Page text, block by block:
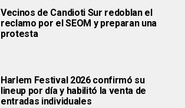
Vecinos de Candioti Sur redoblan el
reclamo por el SEOM y preparan una
protesta
Harlem Festival 2026 confirmó su
lineup por día y habilitó la venta de
entradas individuales